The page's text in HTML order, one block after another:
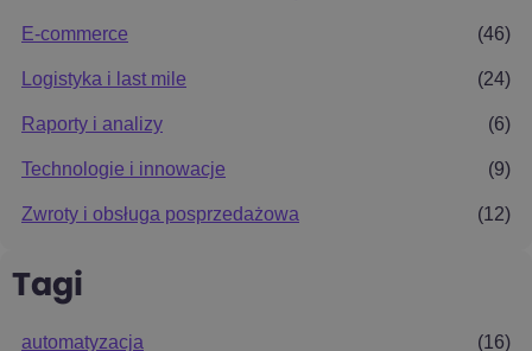
E-commerce (46)
Logistyka i last mile (24)
Raporty i analizy (6)
Technologie i innowacje (9)
Zwroty i obsługa posprzedażowa (12)
Tagi
automatyzacja (16)